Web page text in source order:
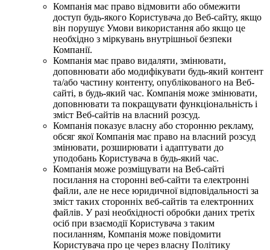
Компанія має право відмовити або обмежити
доступ будь-якого Користувача до Веб-сайту, якщо
він порушує Умови використання або якщо це
необхідно з міркувань внутрішньої безпеки
Компанії.
Компанія має право видаляти, змінювати,
доповнювати або модифікувати будь-який контент
та/або частину контенту, опублікованого на Веб-
сайті, в будь-який час. Компанія може змінювати,
доповнювати та покращувати функціональність і
зміст Веб-сайтів на власний розсуд.
Компанія показує власну або сторонню рекламу,
обсяг якої Компанія має право на власний розсуд
змінювати, розширювати і адаптувати до
уподобань Користувача в будь-який час.
Компанія може розміщувати на Веб-сайті
посилання на сторонні веб-сайти та електронні
файли, але не несе юридичної відповідальності за
зміст таких сторонніх веб-сайтів та електронних
файлів. У разі необхідності обробки даних третіх
осіб при взаємодії Користувача з таким
посиланням, Компанія може повідомити
Користувача про це через власну Політику